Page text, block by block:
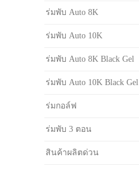
ร่มพับ Auto 8K
ร่มพับ Auto 10K
ร่มพับ Auto 8K Black Gel
ร่มพับ Auto 10K Black Gel
ร่มกอล์ฟ
ร่มพับ 3 ตอน
สินค้าผลิตด่วน